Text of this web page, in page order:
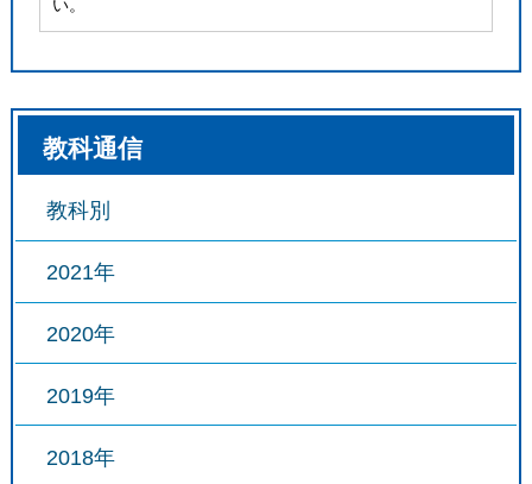
い。
教科通信
教科別
2021年
2020年
2019年
2018年